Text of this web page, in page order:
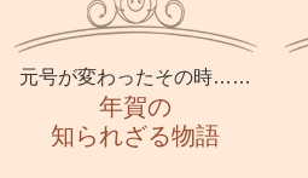
元号が変わったその時……
年賀の
知られざる物語